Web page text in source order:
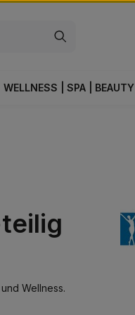
WELLNESS | SPA | BEAUTY
Wellness.